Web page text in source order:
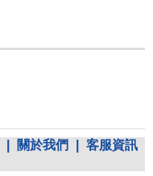
關於我們
客服資訊